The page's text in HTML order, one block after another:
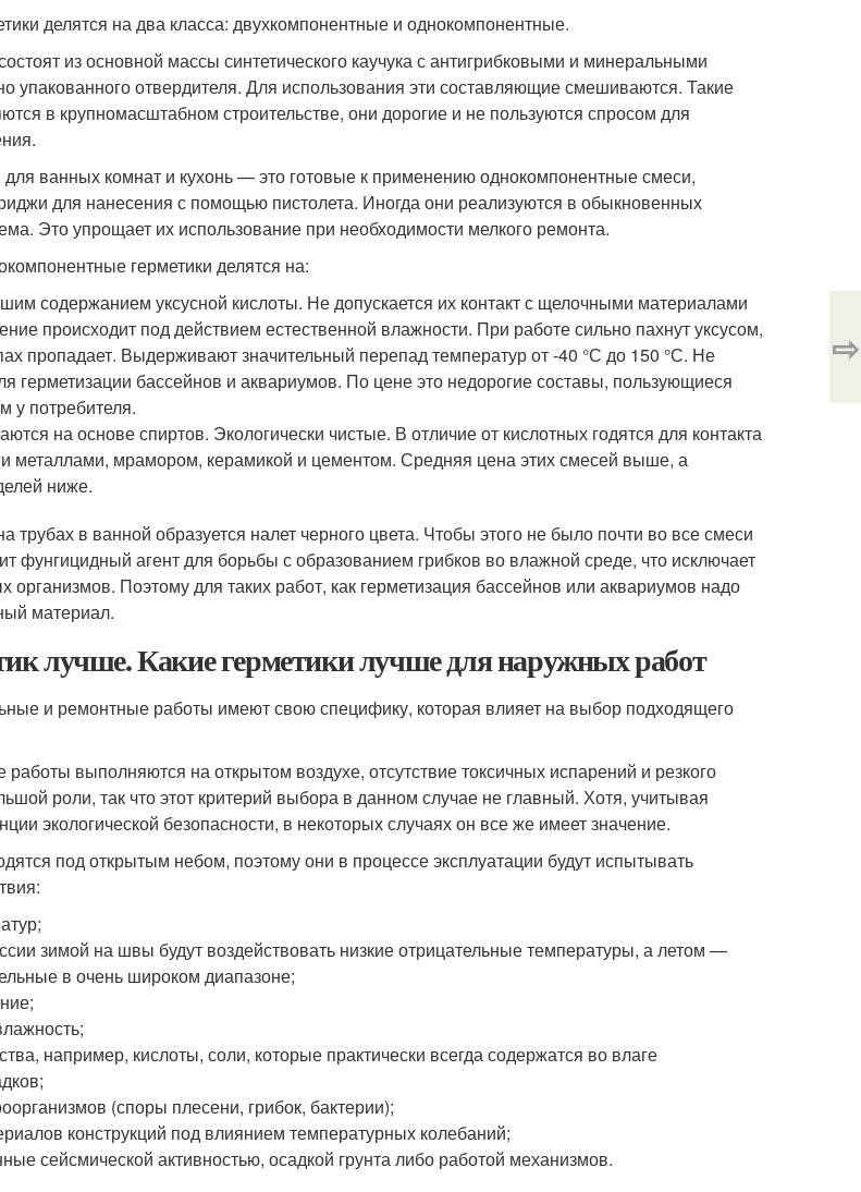
делятся на два класса: двухкомпонентные и однокомпонентные.
из основной массы синтетического каучука с антигрибковыми и минеральными
упакованного отвердителя. Для использования эти составляющие смешиваются. Такие
в крупномасштабном строительстве, они дорогие и не пользуются спросом для
ванных комнат и кухонь — это готовые к применению однокомпонентные смеси,
для нанесения с помощью пистолета. Иногда они реализуются в обыкновенных
Это упрощает их использование при необходимости мелкого ремонта.
герметики делятся на:
содержанием уксусной кислоты. Не допускается их контакт с щелочными материалами
происходит под действием естественной влажности. При работе сильно пахнут уксусом,
пропадает. Выдерживают значительный перепад температур от -40 °С до 150 °С. Не
герметизации бассейнов и аквариумов. По цене это недорогие составы, пользующиеся
у потребителя.
на основе спиртов. Экологически чистые. В отличие от кислотных годятся для контакта
металлами, мрамором, керамикой и цементом. Средняя цена этих смесей выше, а
ниже.
трубах в ванной образуется налет черного цвета. Чтобы этого не было почти во все смеси
фунгицидный агент для борьбы с образованием грибков во влажной среде, что исключает
организмов. Поэтому для таких работ, как герметизация бассейнов или аквариумов надо
материал.
лучше. Какие герметики лучше для наружных работ
и ремонтные работы имеют свою специфику, которая влияет на выбор подходящего
выполняются на открытом воздухе, отсутствие токсичных испарений и резкого
роли, так что этот критерий выбора в данном случае не главный. Хотя, учитывая
экологической безопасности, в некоторых случаях он все же имеет значение.
под открытым небом, поэтому они в процессе эксплуатации будут испытывать
зимой на швы будут воздействовать низкие отрицательные температуры, а летом —
в очень широком диапазоне;
например, кислоты, соли, которые практически всегда содержатся во влаге
(споры плесени, грибок, бактерии);
конструкций под влиянием температурных колебаний;
сейсмической активностью, осадкой грунта либо работой механизмов.
⇨